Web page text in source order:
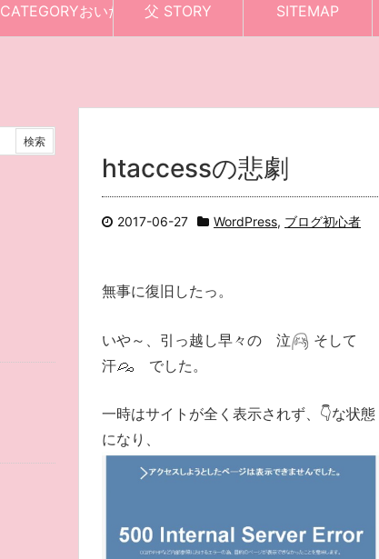
CATEGORYおいたち 父 STORY SITEMAP
htaccessの悲劇
2017-06-27 WordPress, ブログ初心者
無事に復旧したっ。
いや～、引っ越し早々の 泣
そして
汗
でした。
一時はサイトが全く表示されず、👇な状態
になり、